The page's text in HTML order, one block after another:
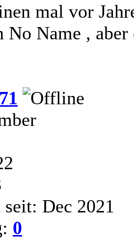
mal vor
No Name ,
Dec 2021
0